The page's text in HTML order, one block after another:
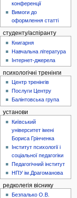
конференції
Вимоги до
оформлення статті
студенту/аспіранту
Книгарня
Навчальна література
Інтернет-джерела
психологічні тренінги
Центр тренінгів
Послуги Центру
Балінтовська група
установи
Київський
університет імені
Бориса Грінченка
Інститут психології і
соціальної педагогіки
Педагогічний інститут
НПУ ім.Драгоманова
редколегія віснику
Безпалько О.В.